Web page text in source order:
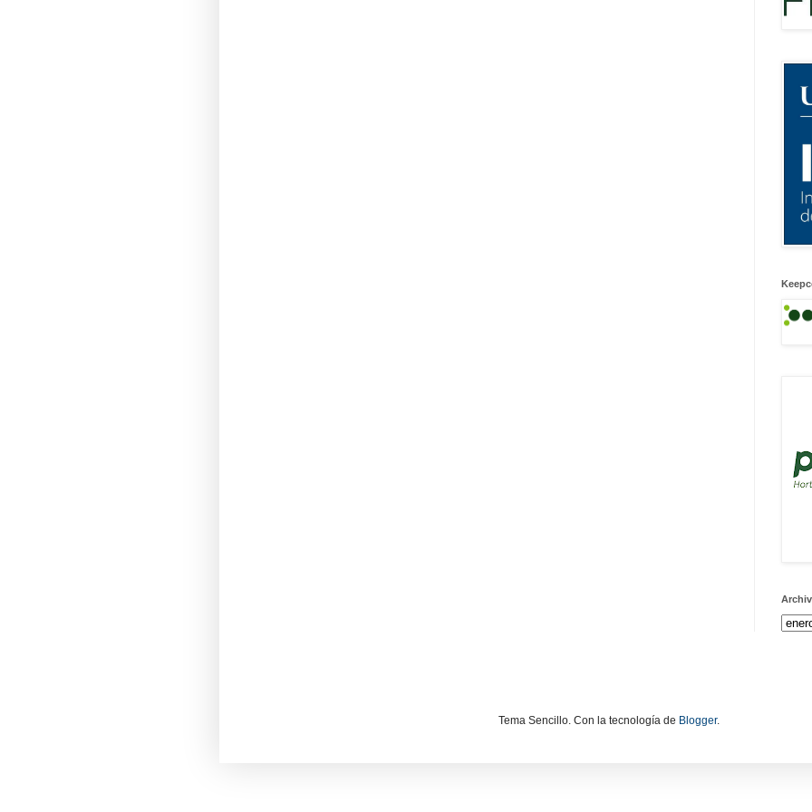
Tema Sencillo. Con la tecnología de Blogger.